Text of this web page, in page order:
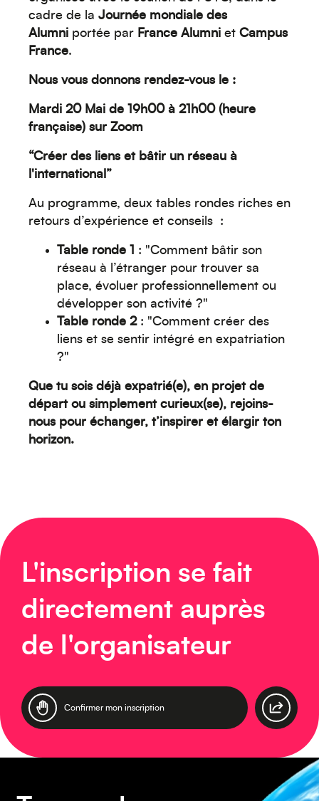
cadre de la Journée mondiale des
Alumni portée par France Alumni et Campus
France.
Nous vous donnons rendez-vous le :
Mardi 20 Mai de 19h00 à 21h00 (heure
française) sur Zoom
“Créer des liens et bâtir un réseau à
l'international”
Au programme, deux tables rondes riches en
retours d’expérience et conseils :
Table ronde 1 : "Comment bâtir son
réseau à l’étranger pour trouver sa
place, évoluer professionnellement ou
développer son activité ?"
Table ronde 2: "Comment créer des
liens et se sentir intégré en expatriation
?"
Que tu sois déjà expatrié(e), en projet de
départ ou simplement curieux(se), rejoins-
nous pour échanger, t’inspirer et élargir ton
horizon.
L'inscription se fait
directement auprès
de l'organisateur
Confirmer mon inscription
Amérique du Sud
Asie
Caraïbes
Europe
Océanie